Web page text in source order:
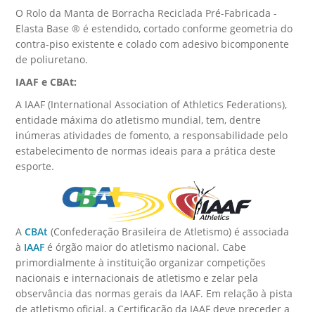
O Rolo da Manta de Borracha Reciclada Pré-Fabricada -
Elasta Base ® é estendido, cortado conforme geometria do
contra-piso existente e colado com adesivo bicomponente
de poliuretano.
IAAF e CBAt:
A IAAF (International Association of Athletics Federations),
entidade máxima do atletismo mundial, tem, dentre
inúmeras atividades de fomento, a responsabilidade pelo
estabelecimento de normas ideais para a prática deste
esporte.
ACBAt (Confederação Brasileira de Atletismo) é associada
à IAAF é órgão maior do atletismo nacional. Cabe
primordialmente à instituição organizar competições
nacionais e internacionais de atletismo e zelar pela
observância das normas gerais da IAAF. Em relação à pista
de atletismo oficial, a Certificação da IAAF deve preceder a